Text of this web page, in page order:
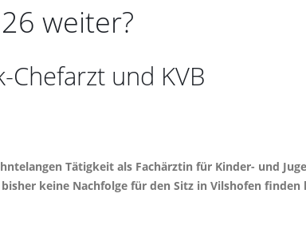
weiter?
und KVB
Tätigkeit als Fachärztin für Kinder- und
keine Nachfolge für den Sitz in Vilshofen finden